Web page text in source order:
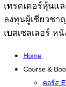
เทรดเดอร์หุ้นแ
ลงทุนผู้เชี่ยวชา
เบสเซลเลอร์ ห
Home
Course &
คอร์ส